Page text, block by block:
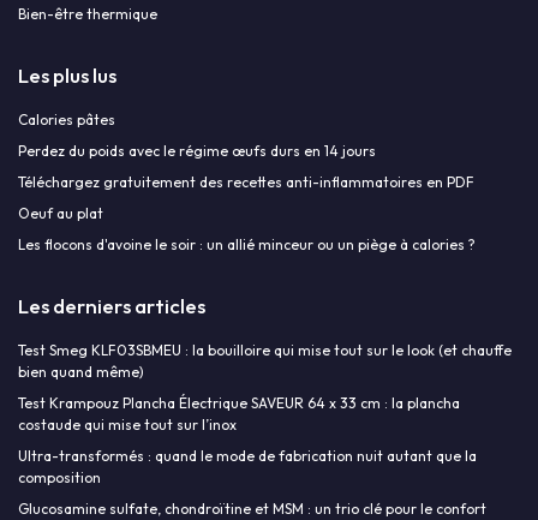
Bien-être thermique
Les plus lus
Calories pâtes
Perdez du poids avec le régime œufs durs en 14 jours
Téléchargez gratuitement des recettes anti-inflammatoires en PDF
Oeuf au plat
Les flocons d'avoine le soir : un allié minceur ou un piège à calories ?
Les derniers articles
Test Smeg KLF03SBMEU : la bouilloire qui mise tout sur le look (et chauffe
bien quand même)
Test Krampouz Plancha Électrique SAVEUR 64 x 33 cm : la plancha
costaude qui mise tout sur l’inox
Ultra-transformés : quand le mode de fabrication nuit autant que la
composition
Glucosamine sulfate, chondroïtine et MSM : un trio clé pour le confort